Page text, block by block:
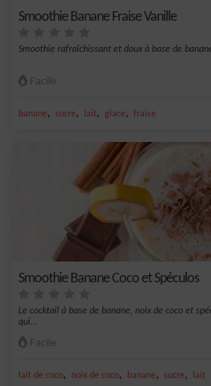
Smoothie Banane Fraise Vanille
Smoothie rafraîchissant et doux à base de
Facile
banane, sucre, lait, glace, fraise
Smoothie Banane Coco et Spéculos
Le cocktail à base de banane, noix de coco et
qui...
Facile
lait de coco, noix de coco, banane, sucre, lait